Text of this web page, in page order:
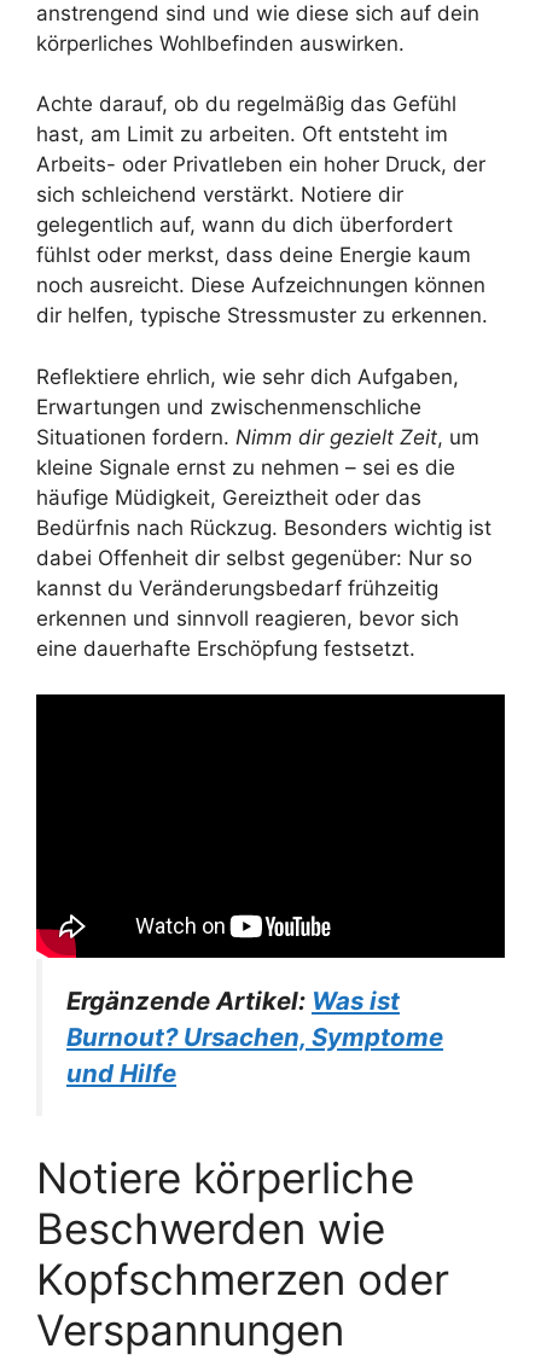
anstrengend sind und wie diese sich auf dein
körperliches Wohlbefinden auswirken.
Achte darauf, ob du regelmäßig das Gefühl
hast, am Limit zu arbeiten. Oft entsteht im
Arbeits- oder Privatleben ein hoher Druck, der
sich schleichend verstärkt. Notiere dir
gelegentlich auf, wann du dich überfordert
fühlst oder merkst, dass deine Energie kaum
noch ausreicht. Diese Aufzeichnungen können
dir helfen, typische Stressmuster zu erkennen.
Reflektiere ehrlich, wie sehr dich Aufgaben,
Erwartungen und zwischenmenschliche
Situationen fordern. Nimm dir gezielt Zeit, um
kleine Signale ernst zu nehmen – sei es die
häufige Müdigkeit, Gereiztheit oder das
Bedürfnis nach Rückzug. Besonders wichtig ist
dabei Offenheit dir selbst gegenüber: Nur so
kannst du Veränderungsbedarf frühzeitig
erkennen und sinnvoll reagieren, bevor sich
eine dauerhafte Erschöpfung festsetzt.
Ergänzende Artikel: Was ist
Burnout? Ursachen, Symptome
und Hilfe
Notiere körperliche
Beschwerden wie
Kopfschmerzen oder
Verspannungen